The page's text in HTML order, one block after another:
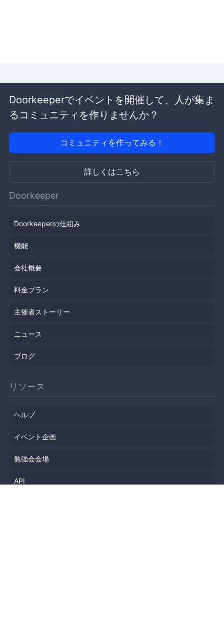
Doorkeeperでイベントを開催して、人が集ま
るコミュニティを作りませんか？
コミュニティを作ってみる！
詳しくはこちら
Doorkeeper
Doorkeeperの仕組み
機能
会社概要
料金プラン
主催者ストーリー
ニュース
ブログ
リソース
ヘルプ
イベント企画
勉強会会場
API